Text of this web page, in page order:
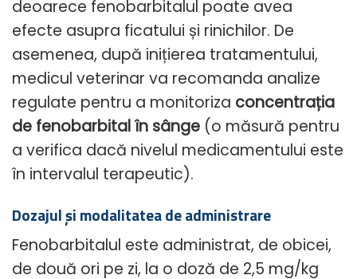
deoarece fenobarbitalul poate avea
efecte asupra ficatului și rinichilor. De
asemenea, după inițierea tratamentului,
medicul veterinar va recomanda analize
regulate pentru a monitoriza concentrația
de fenobarbital în sânge (o măsură pentru
a verifica dacă nivelul medicamentului este
în intervalul terapeutic).
Dozajul și modalitatea de administrare
Fenobarbitalul este administrat, de obicei,
de două ori pe zi, la o doză de 2,5 mg/kg